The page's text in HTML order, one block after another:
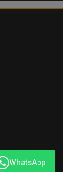
WhatsApp